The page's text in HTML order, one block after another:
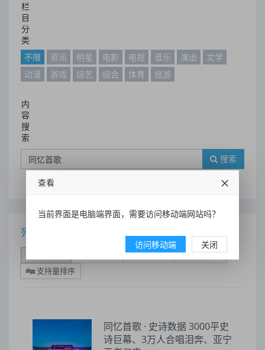
栏
目
分
类
不限
资讯 明星 电影 电视 音乐 演出
文学
动漫
游戏 综艺 综合 体育 旅游
内
容
搜
索
搜索
列表
评论排序
评分排序
支持量排序
同忆首歌 · 史诗数据 3000平史
诗巨幕、3万人合唱泪奔、亚宁
查看
当前界面是电脑端界面，需要访问移动端网站吗？
访问移动端 关闭